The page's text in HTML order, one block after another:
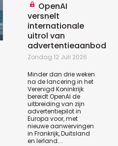
OpenAI
versnelt
internationale
uitrol van
advertentieaanbod
Zondag 12 Juli 2026
Minder dan drie weken
na de lancering in het
Verenigd Koninkrijk
bereidt OpenAI de
uitbreiding van zijn
advertentiepilot in
Europa voor, met
nieuwe aanwervingen
in Frankrijk, Duitsland
en Ierland....